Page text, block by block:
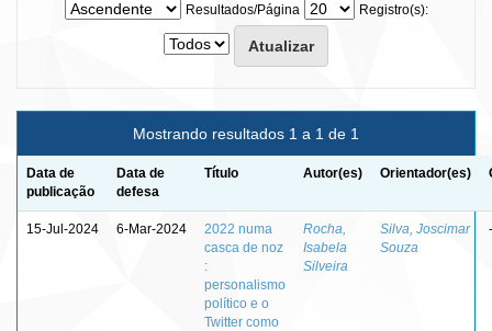
Resultados/Página
Registro(s):
Mostrando resultados 1 a 1 de 1
Data de
publicação
Data de
defesa
Título Autor(es) Orientador(es)
15-Jul-2024 6-Mar-2024
2022 numa
casca de noz
:
personalismo
político e o
Twitter como
Rocha,
Isabela
Silveira
Silva, Joscimar
Souza
-